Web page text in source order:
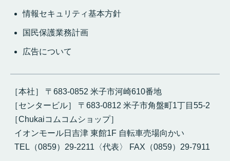
情報セキュリティ基本方針
国民保護業務計画
広告について
［本社］ 〒683-0852 米子市河崎610番地
［センタービル］ 〒683-0812 米子市角盤町1丁目55-2
［Chukaiコムコムショップ］
イオンモール日吉津 東館1F 自転車売場向かい
TEL（0859）29-2211〈代表〉 FAX（0859）29-7911